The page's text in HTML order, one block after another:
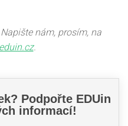
nám, prosím, na
.